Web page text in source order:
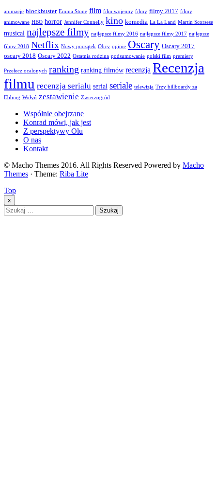
animacje blockbuster Emma Stone film film wojenny filmy filmy 2017 filmy
animowane HBO horror Jennifer Connelly kino komedia La La Land Martin Scorsese
musical najlepsze filmy najlepsze filmy 2016 najlepsze filmy 2017 najlepsze
filmy 2018 Netflix Nowy początek Obcy opinie Oscary Oscary 2017
oscary 2018 Oscary 2022 Ostatnia rodzina podsumowanie polski film premiery
Przełecz ocalonych ranking ranking filmów recenzja Recenzja
filmu recenzja serialu serial seriale telewizja Trzy billboardy za
Ebbing Wołyń zestawienie Zwierzogród
Wspólnie obejrzane
Konrad mówi, jak jest
Z perspektywy Olu
O nas
Kontakt
© Macho Themes 2016. All Rights Reserved Powered by Macho
Themes · Theme: Riba Lite
Top
x
Szukaj: